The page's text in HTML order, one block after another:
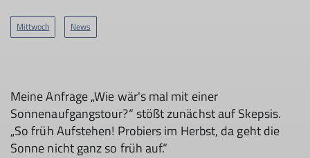
Mittwoch News
Meine Anfrage „Wie wär's mal mit einer
Sonnenaufgangstour?“ stößt zunächst auf Skepsis.
„So früh Aufstehen! Probiers im Herbst, da geht die
Sonne nicht ganz so früh auf.“